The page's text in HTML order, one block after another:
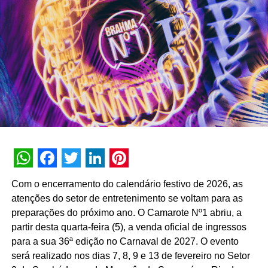
e receita a receita, aprender a se virar, preparar coisas
deliciosas e até ser responsável por um jantar completo
para família ou amigos”, explica Carolina Riotto, diretora
de marketing da divisão de alimentos da Unilever.
Criada em parceria com a agência 11:11, a iniciativa
reforça o conceito “Recepedia: Seja chef da própria vida”.
A estratégia de influência ficou a cargo da Suba.
A SEGUIR
BIG Festival promove estreia mundial de Martial
Arts Tycoon: Brazil
NÃO PERCA
Um festival de patrocínios para Parintins
WhatsApp
Facebook
Twitter
LinkedIn
Pinterest
Com o encerramento do calendário festivo de 2026, as
atenções do setor de entretenimento se voltam para as
preparações do próximo ano. O Camarote Nº1 abriu, a
partir desta quarta-feira (5), a venda oficial de ingressos
para a sua 36ª edição no Carnaval de 2027. O evento
será realizado nos dias 7, 8, 9 e 13 de fevereiro no Setor